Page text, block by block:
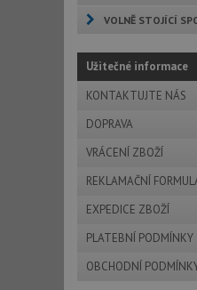
VOLNĚ STOJÍCÍ
Užitečné informace
KONTAKTUJTE NÁS
DOPRAVA
VRÁCENÍ ZBOŽÍ
REKLAMAČNÍ
EXPEDICE ZBOŽÍ
PLATEBNÍ PODMÍNKY
OBCHODNÍ